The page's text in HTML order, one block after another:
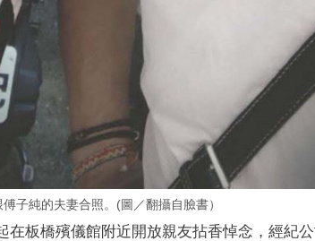
子純的夫妻合照。(圖／翻攝自臉書）
在板橋殯儀館附近開放親友拈香悼念，經紀